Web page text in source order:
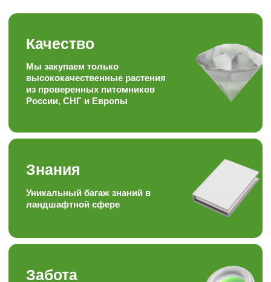
покупателю
Скорость
Наша скорость работы
Наша формула
довольный клиент
Опыт
за растениями